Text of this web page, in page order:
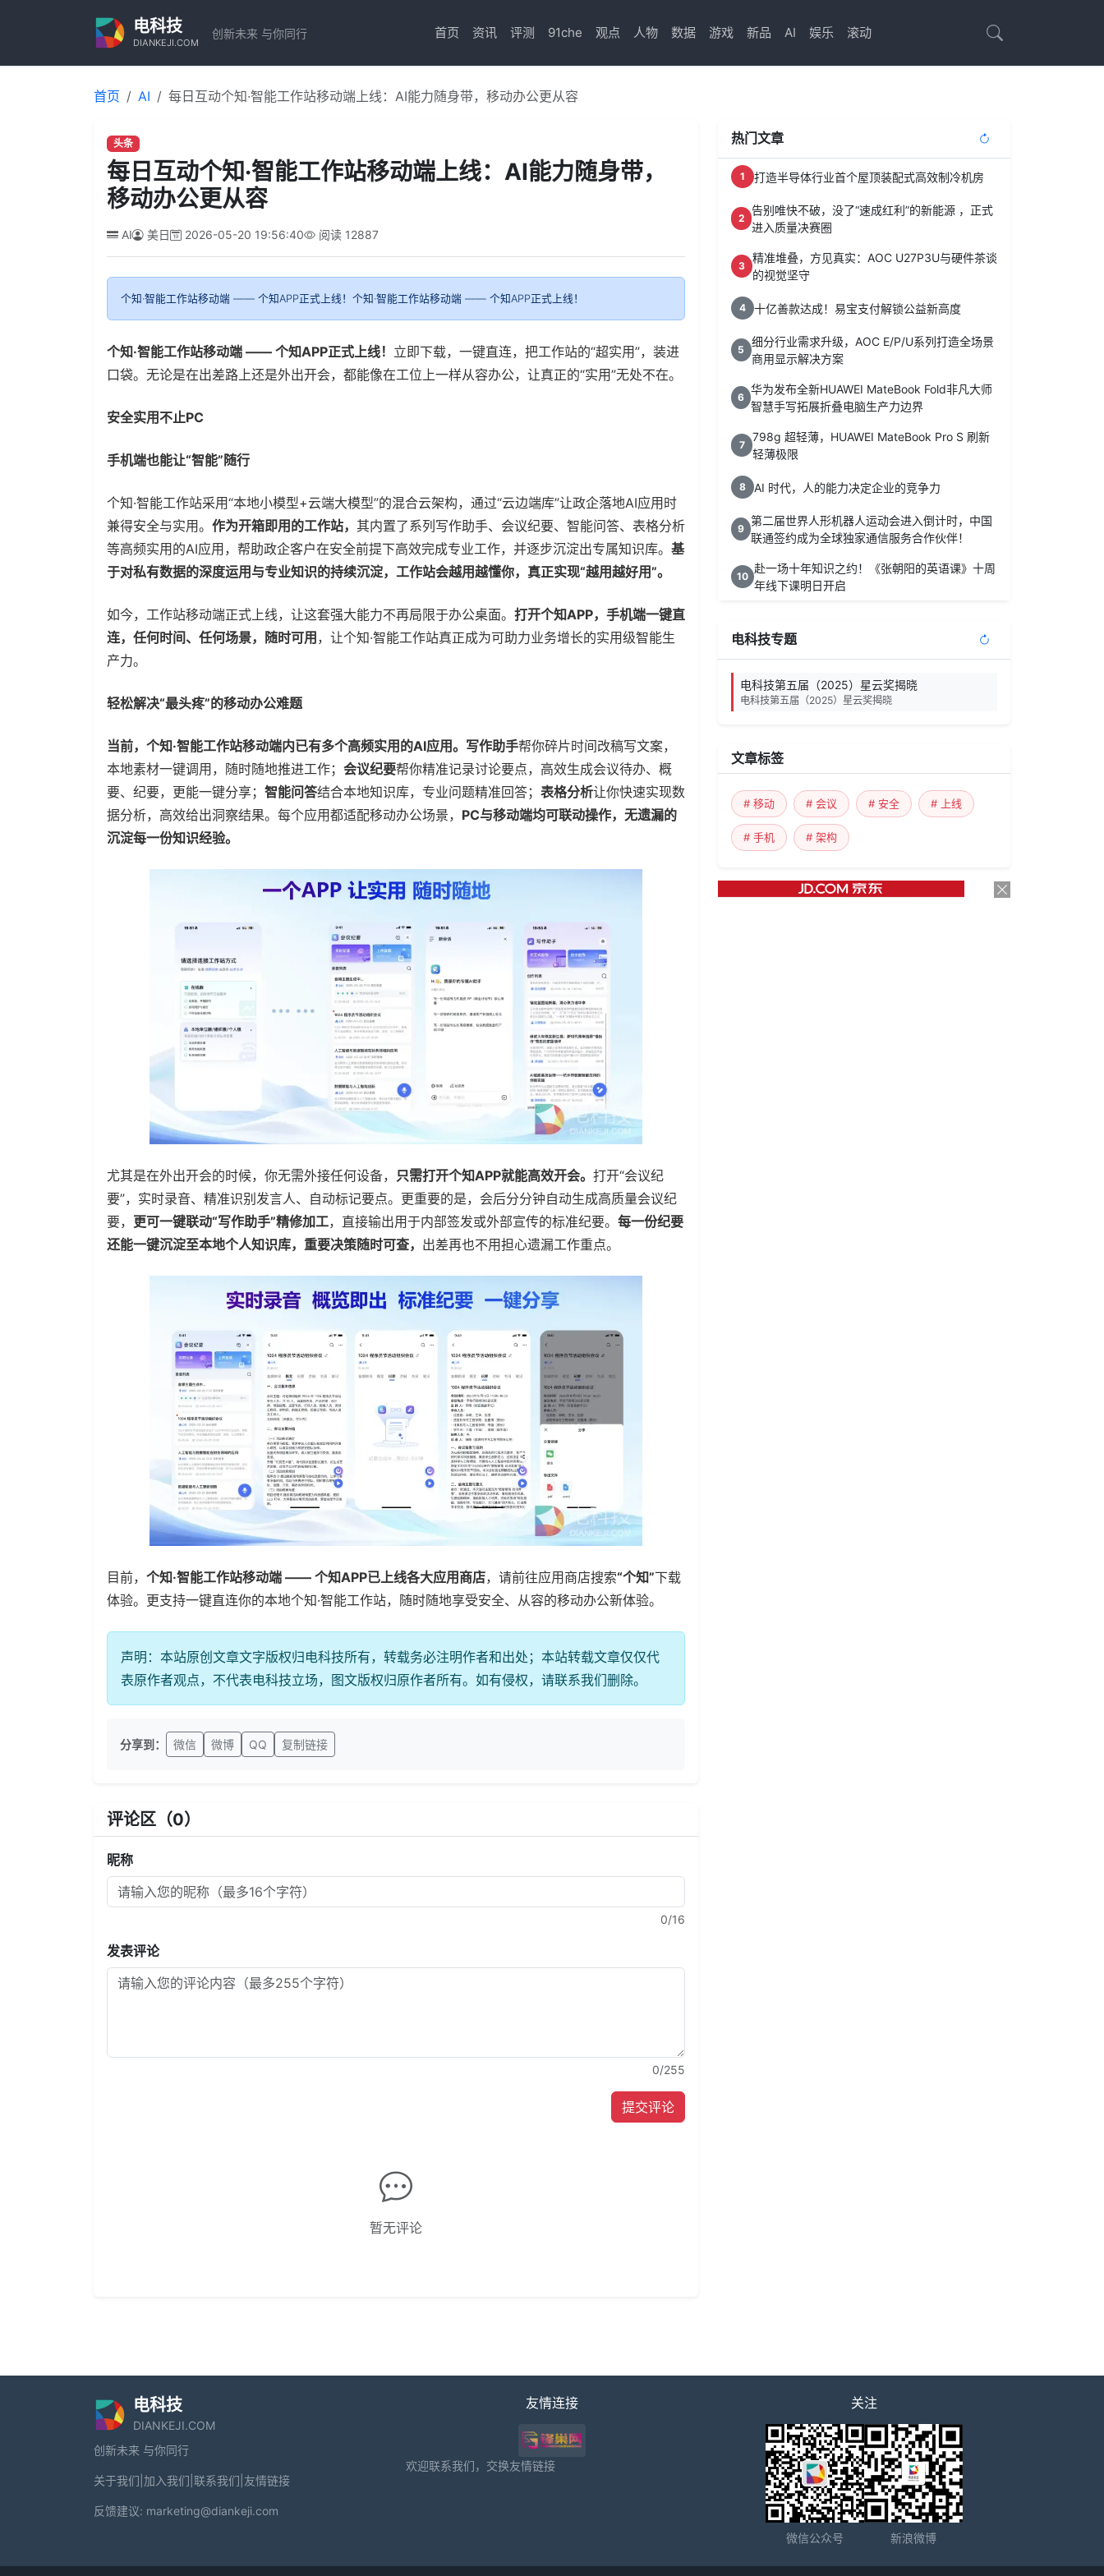
电科技
DIANKEJI.COM
创新未来 与你同行 首页 资讯 评测 91che 观点 人物 数据 游戏 新品 AI 娱乐 滚动
首页 AI 每日互动个知·智能工作站移动端上线：AI能力随身带，移动办公更从容
头条
每日互动个知·智能工作站移动端上线：AI能力随身带，
移动办公更从容
AI 美日 2026-05-20 19:56:40 阅读 12887
个知·智能工作站移动端 —— 个知APP正式上线！个知·智能工作站移动端 —— 个知APP正式上线！
个知·智能工作站移动端 —— 个知APP正式上线！ 立即下载，一键直连，把工作站的“超实用”，装进
口袋。无论是在出差路上还是外出开会，都能像在工位上一样从容办公，让真正的“实用”无处不在。
安全实用不止PC
手机端也能让“智能”随行
个知·智能工作站采用“本地小模型+云端大模型”的混合云架构，通过“云边端库”让政企落地AI应用时
兼得安全与实用。 作为开箱即用的工作站， 其内置了系列写作助手、会议纪要、智能问答、表格分析
等高频实用的AI应用，帮助政企客户在安全前提下高效完成专业工作，并逐步沉淀出专属知识库。 基
于对私有数据的深度运用与专业知识的持续沉淀，工作站会越用越懂你，真正实现“越用越好用”。
如今，工作站移动端正式上线，让这套强大能力不再局限于办公桌面。 打开个知APP，手机端一键直
连，任何时间、任何场景，随时可用 ，让个知·智能工作站真正成为可助力业务增长的实用级智能生
产力。
轻松解决“最头疼”的移动办公难题
当前，个知·智能工作站移动端内已有多个高频实用的AI应用。 写作助手帮你碎片时间改稿写文案，
本地素材一键调用，随时随地推进工作； 会议纪要帮你精准记录讨论要点，高效生成会议待办、概
要、纪要，更能一键分享； 智能问答结合本地知识库，专业问题精准回答； 表格分析让你快速实现数
据分析，高效给出洞察结果。每个应用都适配移动办公场景， PC与移动端均可联动操作， 无遗漏的
沉淀每一份知识经验。
尤其是在外出开会的时候，你无需外接任何设备， 只需打开个知APP就能高效开会。 打开“会议纪
要”，实时录音、精准识别发言人、自动标记要点。更重要的是，会后分分钟自动生成高质量会议纪
要， 更可一键联动“写作助手”精修加工，直接输出用于内部签发或外部宣传的标准纪要。 每一份纪要
还能一键沉淀至本地个人知识库，重要决策随时可查， 出差再也不用担心遗漏工作重点。
目前， 个知·智能工作站移动端 —— 个知APP已上线各大应用商店，请前往应用商店搜索“个知”下载
体验。更支持一键直连你的本地个知·智能工作站，随时随地享受安全、从容的移动办公新体验。
声明：本站原创文章文字版权归电科技所有，转载务必注明作者和出处；本站转载文章仅仅代
表原作者观点，不代表电科技立场，图文版权归原作者所有。如有侵权，请联系我们删除。
分享到： 微信 微博 QQ 复制链接
评论区（0）
昵称
0/16
发表评论
0/255
提交评论
暂无评论
热门文章
1 打造半导体行业首个屋顶装配式高效制冷机房
2
告别唯快不破，没了“速成红利”的新能源 ，正式
进入质量决赛圈
3
精准堆叠，方见真实：AOC U27P3U与硬件茶谈
的视觉坚守
4 十亿善款达成！易宝支付解锁公益新高度
5
细分行业需求升级，AOC E/P/U系列打造全场景
商用显示解决方案
6
华为发布全新HUAWEI MateBook Fold非凡大师
智慧手写拓展折叠电脑生产力边界
7
798g 超轻薄，HUAWEI MateBook Pro S 刷新
轻薄极限
8 AI 时代，人的能力决定企业的竞争力
9
第二届世界人形机器人运动会进入倒计时，中国
联通签约成为全球独家通信服务合作伙伴！
10
赴一场十年知识之约！《张朝阳的英语课》十周
年线下课明日开启
电科技专题
电科技第五届（2025）星云奖揭晓
电科技第五届（2025）星云奖揭晓
文章标签
# 移动 # 会议 # 安全 # 上线
# 手机 # 架构
电科技
DIANKEJI.COM
创新未来 与你同行
关于我们 加入我们 联系我们 友情链接
反馈建议: marketing@diankeji.com
友情连接
欢迎联系我们，交换友情链接
关注
微信公众号 新浪微博